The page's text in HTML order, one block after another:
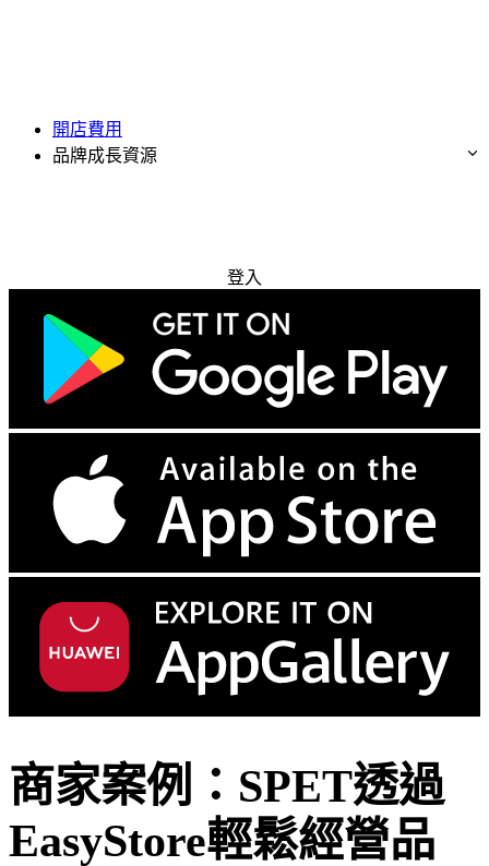
開店費用
品牌成長資源
登入
商家案例：SPET透過
EasyStore輕鬆經營品